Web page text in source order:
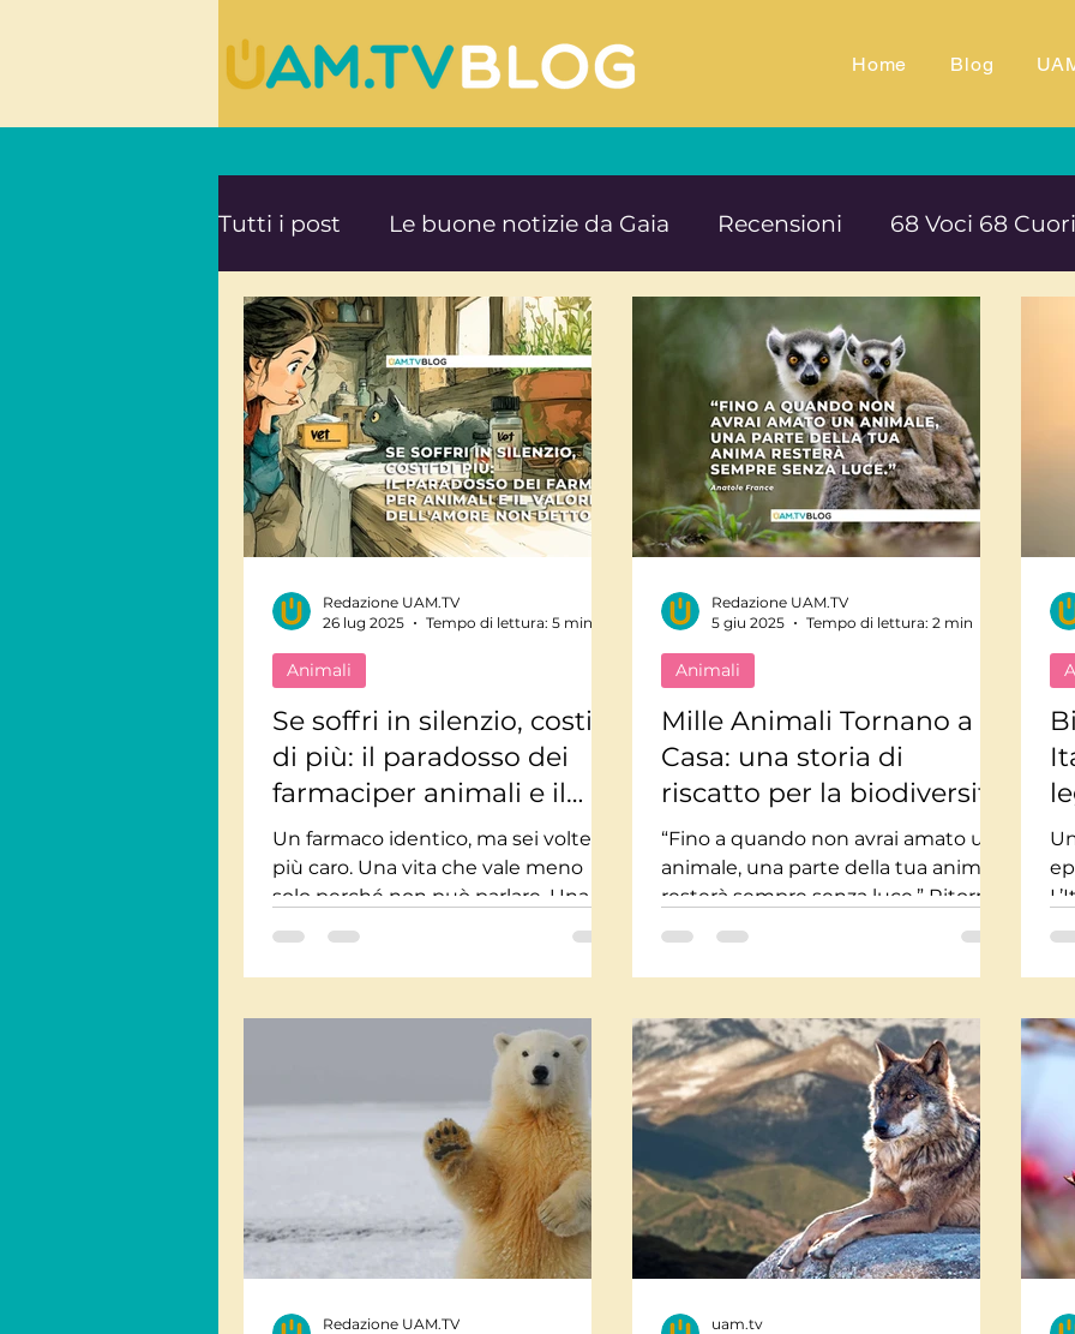
Home Blog
Tutti i post Le buone notizie da Gaia Recensioni 68 Voci 68 Cuori
Le ultime novità da UAM.TV Animali Ambiente Documentari
Mente e Spiritualità Impegno e denuncia sociale Equilibrio e
Viaggi consapevoli Arte cultura e solidarietà Educazione e
Viaggi Consapevoli Mindfulnes e Olismo Storie a lieto fine
Personaggi Interviste impossibili Misteri
Giornate Mondiali Musica Salute Medicina Interviste
Audiolibri
Se soffri in silenzio, costi
di più: il paradosso dei
farmaciper animali e il
valoredell'amore non
detto
Un farmaco identico, ma sei volte
più caro. Una vita che vale meno
solo perché non può parlare. Una
riflessione profonda sul valore della
Animali
Redazione UAM.TV
26 lug 2025
Tempo di lettura: 5 min
Mille Animali Tornano a
Casa: una storia di
riscatto per la biodiversità
“Fino a quando non avrai amato un
animale, una parte della tua anima
resterà sempre senza luce.” Ritorni
che guariscono C’è qualcosa di...
Animali
Redazione UAM.TV
5 giu 2025
Tempo di lettura: 2 min
Redazione UAM.TV
uam.tv